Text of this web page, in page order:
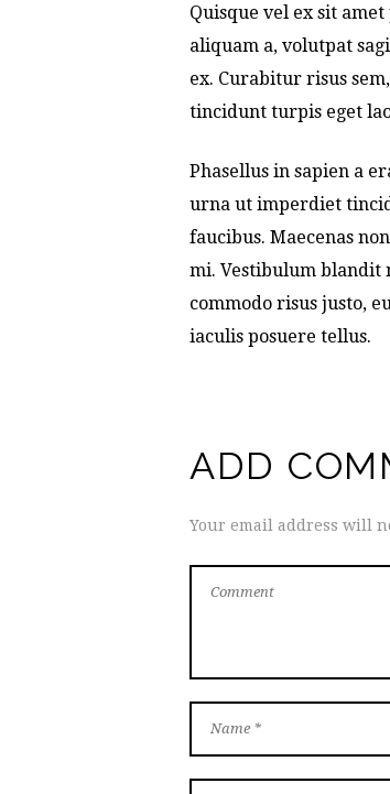
Quisque vel ex sit
aliquam a, volutpat
ex. Curabitur risus
tincidunt turpis eget
Phasellus in sapien a
urna ut imperdiet
faucibus. Maecenas
mi. Vestibulum blandit
commodo risus justo,
iaculis posuere tellus.
ADD
Your email address will